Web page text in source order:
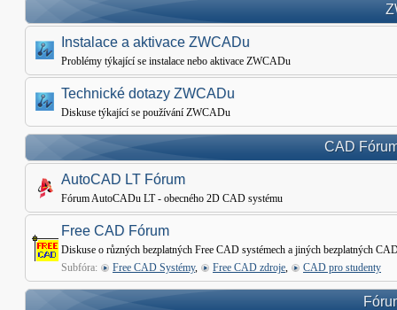
Instalace a aktivace ZWCADu
Problémy týkající se instalace nebo aktivace ZWCADu
Technické dotazy ZWCADu
Diskuse týkající se používání ZWCADu
CAD
AutoCAD LT Fórum
Fórum AutoCADu LT - obecného 2D CAD systému
Free CAD Fórum
Diskuse o různých bezplatných Free CAD systémech a jiných bezplatných
Subfóra:
Free CAD Systémy, Free CAD zdroje, CAD pro studenty